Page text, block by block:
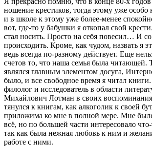
ношение крестиков, тогда этому уже особо
и в школе к этому уже более-менее
вот, где-то у бабушки я откопал свой
стал носить. Просто на себя повесил… И
происходить. Кроме, как чудом, назвать я
ведь всегда по-разному действует. Еще
счетов то, что наша семья была читающей.
являлся главным элементом досуга,
было, и все свободное время я читал
филолог и исследователь в области
Михайлович Лотман в своих
тянулся к книгам, как алкоголик к своей
приложима ко мне в полной мере. Мне
всё, но по большей части интересовало
так как была нежная любовь к ним и
работе с ними.